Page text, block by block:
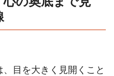
目を大きく見開くこと